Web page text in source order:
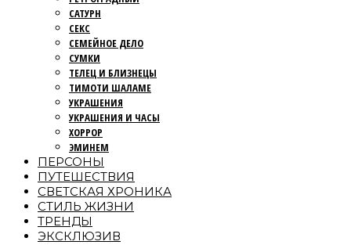
САТУРН
СЕКС
СЕМЕЙНОЕ ДЕЛО
СУМКИ
ТЕЛЕЦ И БЛИЗНЕЦЫ
ТИМОТИ ШАЛАМЕ
УКРАШЕНИЯ
УКРАШЕНИЯ И ЧАСЫ
ХОРРОР
ЭМИНЕМ
ПЕРСОНЫ
ПУТЕШЕСТВИЯ
СВЕТСКАЯ ХРОНИКА
СТИЛЬ ЖИЗНИ
ТРЕНДЫ
ЭКСКЛЮЗИВ